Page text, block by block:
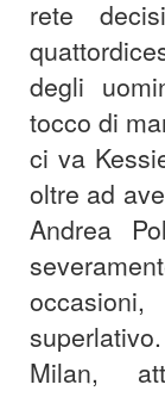
rete
degli
tocco di
ci va
oltre ad
Andrea
Milan,